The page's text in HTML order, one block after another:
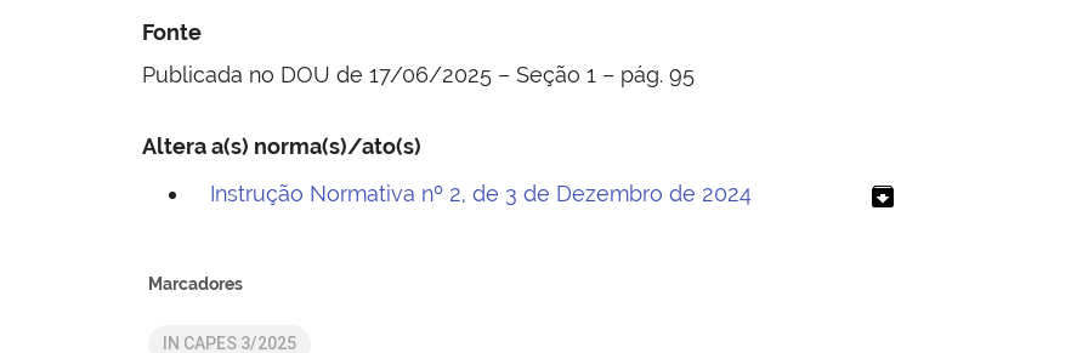
Fonte
Publicada no DOU de 17/06/2025 – Seção 1 – pág. 95
Altera a(s) norma(s)/ato(s)
Instrução Normativa nº 2, de 3 de Dezembro de 2024
archive
Marcadores
IN CAPES 3/2025